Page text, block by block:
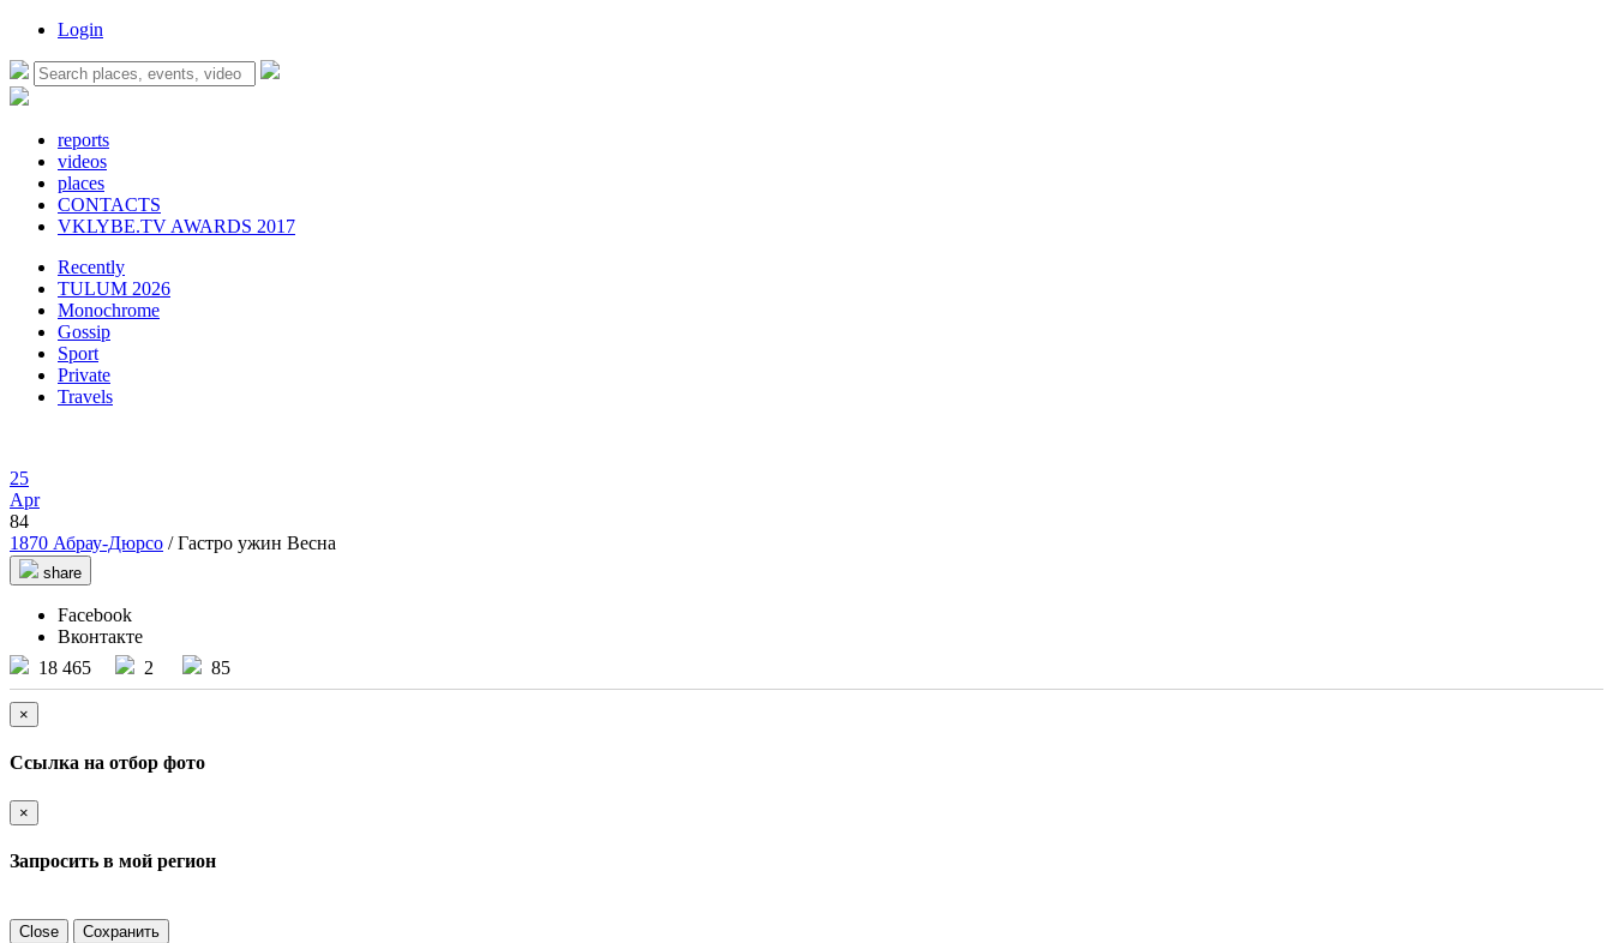
Login
reports
videos
places
CONTACTS
VKLYBE.TV AWARDS 2017
Recently
TULUM 2026
Monochrome
Gossip
Sport
Private
Travels
25
Apr
84
1870 Абрау-Дюрсо / Гастро ужин Весна
share
Facebook
Вконтакте
18 465
2 85
×
Ссылка на отбор фото
×
Запросить в мой регион
Close Сохранить